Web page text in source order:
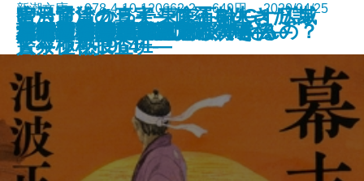
鬼門の将軍 平将門
大いなる遺産〔上〕
大いなる遺産〔下〕
あなたはここで、息ができるの？
#チャンネル登録してください
みすゞと雅輔
ただしくないひと、桜井さん
消人屋敷の殺人
女副署長
パーマネント神喜劇
新潮文庫 978-4-10-120662-2 649円 2020/04/25
幕末遊撃隊
城をひとつ―戦国北条奇略伝―
息子と狩猟に
文豪ナビ 池波正太郎
トリガー―国家認定殺人者―
暗号通貨クライシス―BUG 広域
警察極秘捜査班―
やってよかった東京五輪―オリン
ピック熱1964―
球道恋々
漂流
宮沢賢治の真実―修羅を生きた詩
人―